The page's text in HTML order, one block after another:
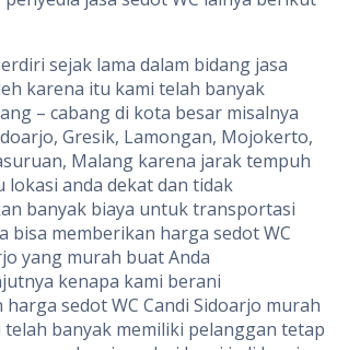
sejak lama dalam bidang jasa
karena itu kami telah banyak
– cabang di kota besar misalnya
Gresik, Lamongan, Mojokerto,
Malang karena jarak tempuh
lokasi anda dekat dan tidak
banyak biaya untuk transportasi
bisa memberikan harga sedot WC
yang murah buat Anda
kenapa kami berani
sedot WC Candi Sidoarjo murah
telah banyak memiliki pelanggan tetap